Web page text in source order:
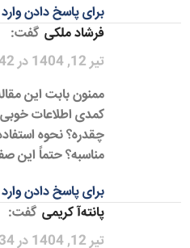
برای پاسخ دادن
فرشاد ملکی گفت:
تیر 12, 1404 در 12:42 ق.ظ
ممنون بابت این
کمدی اطلاعات خوبی
چقدره؟ نحوه
مناسبه؟ حتماً این
برای پاسخ دادن
پانته‌آ کریمی گفت:
تیر 12, 1404 در 9:34 ب.ظ